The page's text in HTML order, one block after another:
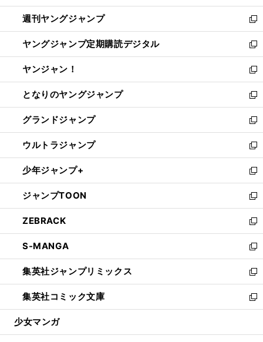
開
く
ウ
で
開
く
ン
ド
ウ
で
開
く
ウ
ィ
ン
ド
ウ
で
開
く
週刊ヤングジャンプ
新
し
い
ウ
ィ
ン
ド
ウ
で
開
く
ヤングジャンプ定期購読デジタル
新
し
い
ウ
ィ
ン
ド
ウ
で
開
く
ヤンジャン！
新
し
い
ウ
ィ
ン
ド
ウ
で
開
く
となりのヤングジャンプ
新
し
い
ウ
ィ
ン
ド
ウ
で
開
く
グランドジャンプ
新
し
い
ウ
ィ
ン
ド
ウ
で
開
く
ウルトラジャンプ
新
し
い
ウ
ィ
ン
ド
ウ
で
開
く
少年ジャンプ+
新
し
い
ウ
ィ
ン
ド
ウ
で
開
く
ジャンプTOON
新
し
い
ウ
ィ
ン
ド
ウ
で
開
ZEBRACK
新
し
い
ウ
ィ
ン
ド
ウ
開
S-MANGA
新
し
い
ウ
ィ
ン
ウ
集英社ジャンプリミックス
新
し
い
ウ
ン
集英社コミック文庫
新
し
ウ
少女マンガ